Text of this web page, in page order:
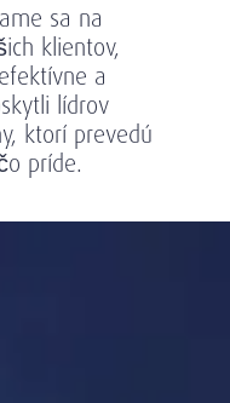
sa na
klientov,
a
lídrov
ktorí prevedú
príde.